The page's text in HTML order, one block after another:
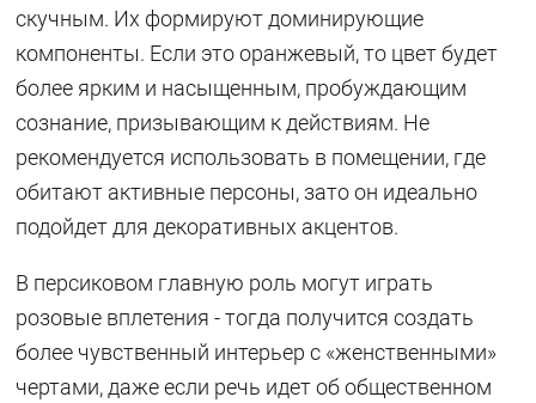
скучным. Их формируют доминирующие
компоненты. Если это оранжевый, то цвет будет
более ярким и насыщенным, пробуждающим
сознание, призывающим к действиям. Не
рекомендуется использовать в помещении, где
обитают активные персоны, зато он идеально
подойдет для декоративных акцентов.
В персиковом главную роль могут играть
розовые вплетения - тогда получится создать
более чувственный интерьер с «женственными»
чертами, даже если речь идет об общественном